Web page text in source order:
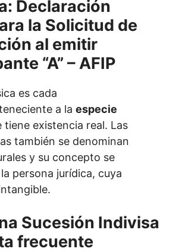
es cada
a la especie
tiene existencia real. Las
también se denominan
y su concepto se
persona jurídica, cuya
Sucesión Indivisa
frecuente